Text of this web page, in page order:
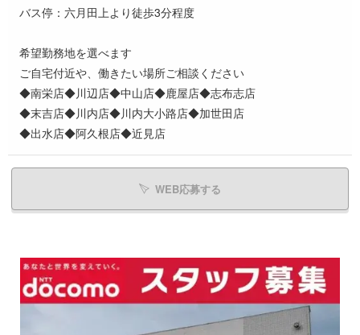
バス停：六月田上より徒歩3分程度
希望勤務地を選べます
ご自宅付近や、働きたい場所ご相談ください
◆南栄店◆川辺店◆中山店◆鹿屋店◆志布志店
◆末吉店◆川内店◆川内大小路店◆加世田店
◆出水店◆阿久根店◆近見店
WEB応募する